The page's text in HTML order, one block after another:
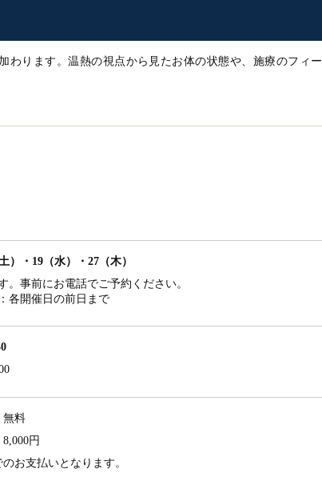
わります。温熱の視点から見たお体の状態や、施療のフィ
）・19（水）・27（木）
。事前にお電話でご予約ください。
各開催日の前日まで
無料
円
お支払いとなります。